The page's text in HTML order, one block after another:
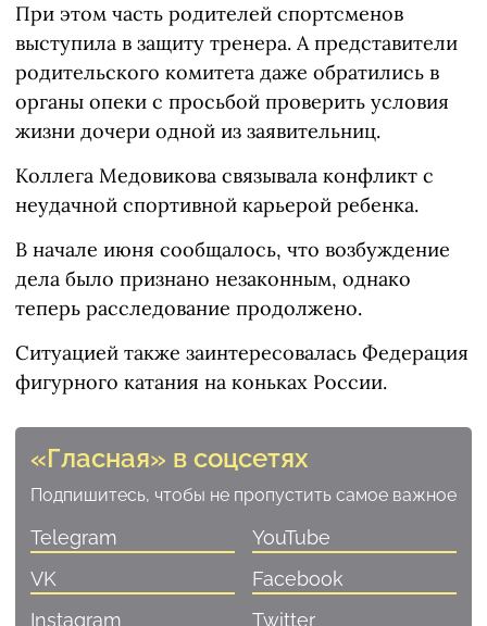
При этом часть родителей спортсменов
выступила в защиту тренера. А представители
родительского комитета даже обратились в
органы опеки с просьбой проверить условия
жизни дочери одной из заявительниц.
Коллега Медовикова связывала конфликт с
неудачной спортивной карьерой ребенка.
В начале июня сообщалось, что возбуждение
дела было признано незаконным, однако
теперь расследование продолжено.
Ситуацией также заинтересовалась Федерация
фигурного катания на коньках России.
«Гласная» в соцсетях
Подпишитесь, чтобы не пропустить самое важное
Telegram
YouTube
VK
Facebook
Instagram
Twitter